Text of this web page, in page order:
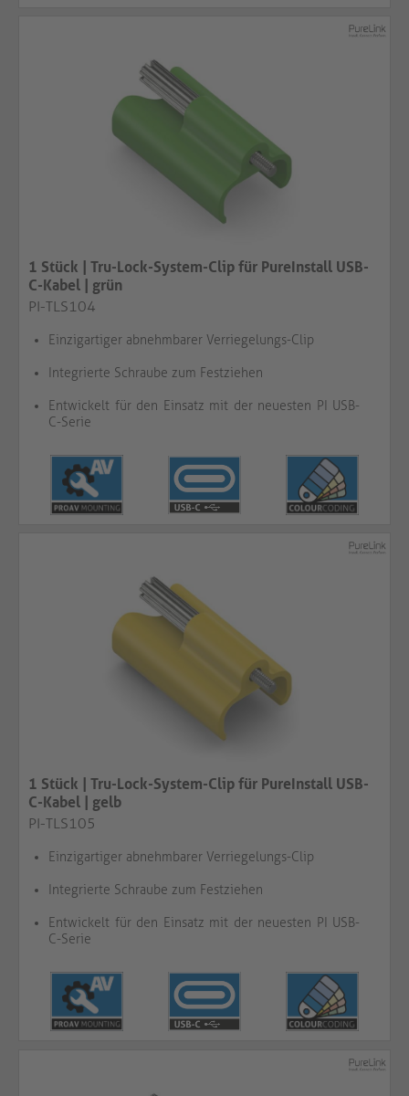
1 Stück | Tru-Lock-System-Clip für PureInstall USB-
C-Kabel | grün​​​​​​​
PI-TLS104
Einzigartiger abnehmbarer Verriegelungs-Clip
Integrierte Schraube zum Festziehen
Entwickelt für den Einsatz mit der neuesten PI USB-
C-Serie
1 Stück | Tru-Lock-System-Clip für PureInstall USB-
C-Kabel | gelb​​​​​​​
PI-TLS105
Einzigartiger abnehmbarer Verriegelungs-Clip
Integrierte Schraube zum Festziehen
Entwickelt für den Einsatz mit der neuesten PI USB-
C-Serie